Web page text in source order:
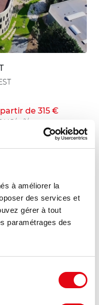
à améliorer la
des services et
gérer à tout
paramétrages des
de 315 €
HC/m²/an